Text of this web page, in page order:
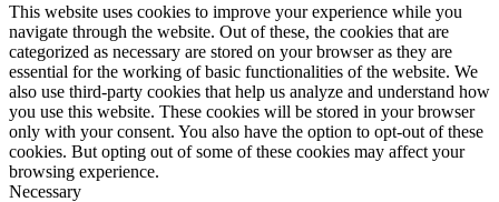
This website uses cookies to improve your experience while you
navigate through the website. Out of these, the cookies that are
categorized as necessary are stored on your browser as they are
essential for the working of basic functionalities of the website. We
also use third-party cookies that help us analyze and understand how
you use this website. These cookies will be stored in your browser
only with your consent. You also have the option to opt-out of these
cookies. But opting out of some of these cookies may affect your
browsing experience.
Necessary